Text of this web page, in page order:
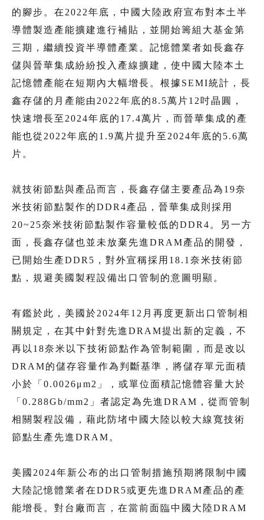
的腳步。在2022年底，中國大陸政府宣布對本土半
導體製造產能擴建進行補貼，並開始籌組大基金第
三期，繼續投資半導體產業。記憶體業者如長鑫存
儲與晉華集成紛紛投入產線擴建，使中國大陸本土
記憶體產能在短期內大幅增長。根據SEMI統計，長
鑫存儲的月產能由2022年底的8.5萬片12吋晶圓，
快速增長至2024年底的17.4萬片，而晉華集成的產
能也從2022年底的1.9萬片提升至2024年底的5.6萬
片。
就技術節點與產品而言，長鑫存儲主要產品為19奈
米技術節點製作的DDR4產品，晉華集成則採用
20~25奈米技術節點製作容量較低的DDR4。另一方
面，長鑫存儲也並未放棄先進DRAM產品的開發，
已開始生產DDR5，對外宣稱採用18.1奈米技術節
點，規避美國製程設備出口管制的意圖明顯。
有鑑於此，美國於2024年12月再度更新出口管制相
關規定，在其中針對先進DRAM提出新的定義，不
再以18奈米以下技術節點作為管制範圍，而是改以
DRAM的儲存容量作為判斷基準，將儲存單元面積
小於「0.0026μm2」，或單位面積記憶體容量大於
「0.288Gb/mm2」者認定為先進DRAM，從而管制
相關製程設備，藉此防堵中國大陸以較大線寬技術
節點生產先進DRAM。
美國2024年新公布的出口管制措施預期將限制中國
大陸記憶體業者在DDR5或更先進DRAM產品的產
能增長。對台廠而言，在當前面臨中國大陸DRAM